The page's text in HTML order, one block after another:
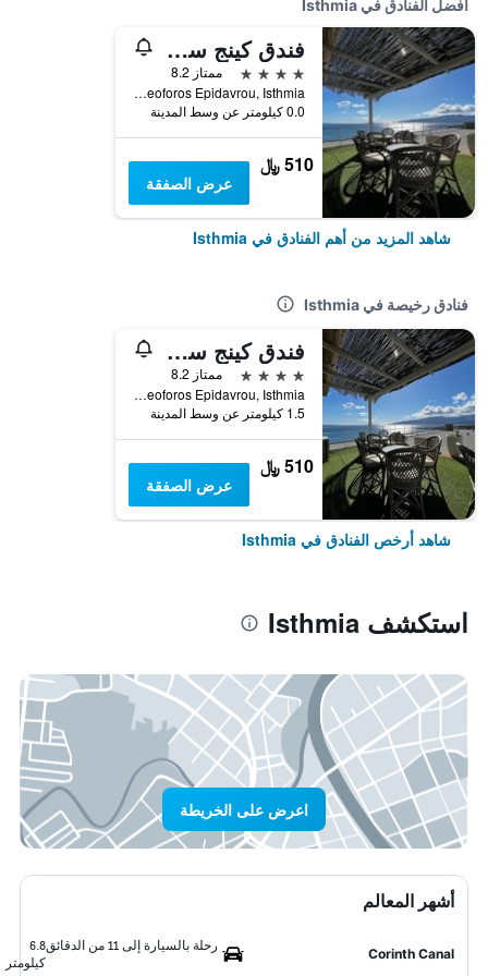
أفضل الفنادق في Isthmia
فندق كينج سارون كلوب مارمارا
4 نجوم
ممتاز 8.2
Leoforos Epidavrou, Isthmia, اليونان
0.0 كيلومتر عن وسط المدينة
510 ﷼
عرض الصفقة
شاهد المزيد من أهم الفنادق في Isthmia
فنادق رخيصة في Isthmia
فندق كينج سارون كلوب مارمارا
4 نجوم
ممتاز 8.2
Leoforos Epidavrou, Isthmia, اليونان
1.5 كيلومتر عن وسط المدينة
510 ﷼
عرض الصفقة
شاهد أرخص الفنادق في Isthmia
استكشف Isthmia
اعرض على الخريطة
أشهر المعالم
Corinth Canal
رحلة بالسيارة إلى 11 من الدقائق
6.8
كيلومتر